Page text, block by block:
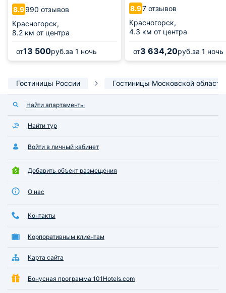
8.9990 отзывов
Красногорск,
8.2 км от центра
от13 500руб.за 1 ночь
8.97 отзывов
Красногорск,
4.3 км от центра
от3 634,20руб.за 1 ночь
Гостиницы России Гостиницы Московской области
Найти апартаменты
Найти тур
Войти в личный кабинет
Добавить объект размещения
О нас
Контакты
Корпоративным клиентам
Карта сайта
Бонусная программа 101Hotels.com